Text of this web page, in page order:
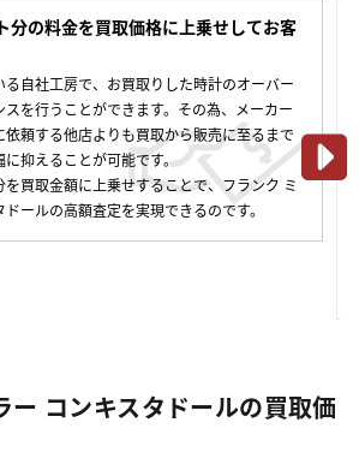
の料金を買取価格に上乗せしてお客
る自社工房で、お買取りした時計のオーバー
を行うことができます。その為、メーカー
頼する他店よりも買取から販売に至るまで
に抑えることが可能です。
買取金額に上乗せすることで、フランク ミ
ールの高額査定を実現できるのです。
ー コンキスタドールの買取価